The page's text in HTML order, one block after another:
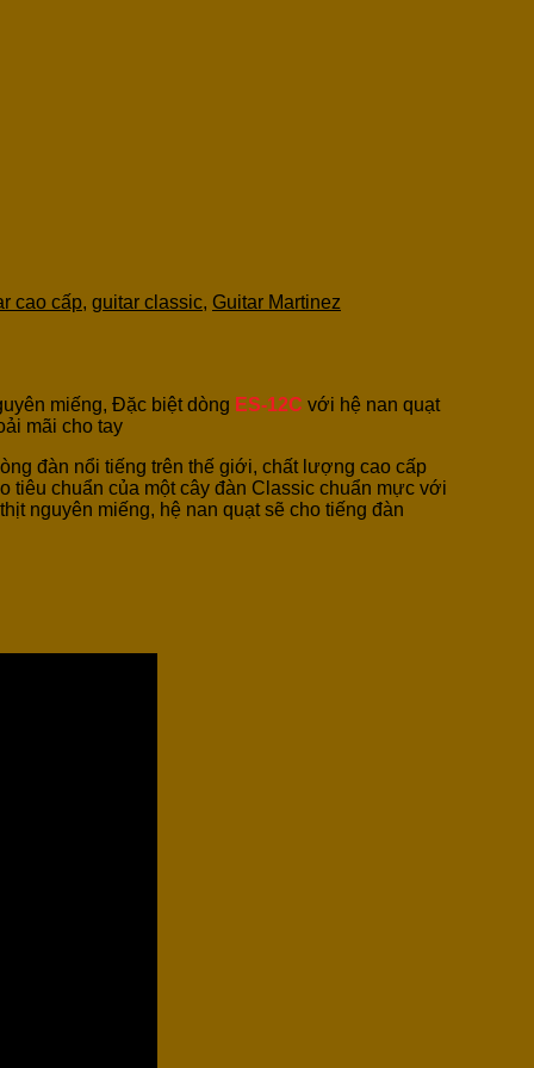
cao cấp, guitar classic, Guitar Martinez
miếng, Đặc biệt dòng ES-12C với hệ nan quạt
mãi cho tay
đàn nổi tiếng trên thế giới, chất lượng cao cấp
tiêu chuẩn của một cây đàn Classic chuẩn mực với
nguyên miếng, hệ nan quạt sẽ cho tiếng đàn